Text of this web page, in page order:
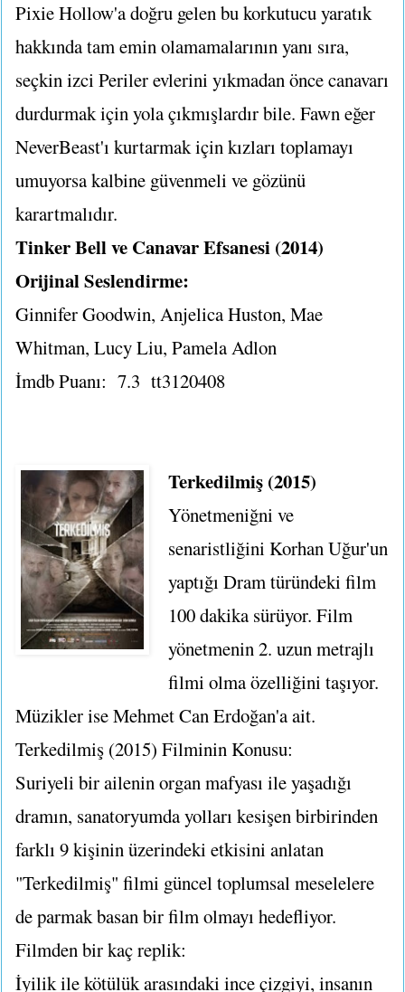
Pixie Hollow'a doğru gelen bu korkutucu yaratık
hakkında tam emin olamamalarının yanı sıra,
seçkin izci Periler evlerini yıkmadan önce canavarı
durdurmak için yola çıkmışlardır bile. Fawn eğer
NeverBeast'ı kurtarmak için kızları toplamayı
umuyorsa kalbine güvenmeli ve gözünü
karartmalıdır.
Tinker Bell ve Canavar Efsanesi (2014)
Orijinal Seslendirme:
Ginnifer Goodwin, Anjelica Huston, Mae
Whitman, Lucy Liu, Pamela Adlon
İmdb Puanı: 7.3 tt3120408
Terkedilmiş (2015)
Yönetmeniğni ve
senaristliğini Korhan Uğur'un
yaptığı Dram türündeki film
100 dakika sürüyor. Film
yönetmenin 2. uzun metrajlı
filmi olma özelliğini taşıyor.
Müzikler ise Mehmet Can Erdoğan'a ait.
Terkedilmiş (2015) Filminin Konusu:
Suriyeli bir ailenin organ mafyası ile yaşadığı
dramın, sanatoryumda yolları kesişen birbirinden
farklı 9 kişinin üzerindeki etkisini anlatan
"Terkedilmiş" filmi güncel toplumsal meselelere
de parmak basan bir film olmayı hedefliyor.
Filmden bir kaç replik:
İyilik ile kötülük arasındaki ince çizgiyi, insanın